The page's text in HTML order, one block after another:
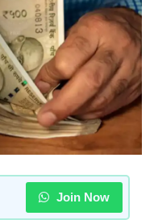
Join Now